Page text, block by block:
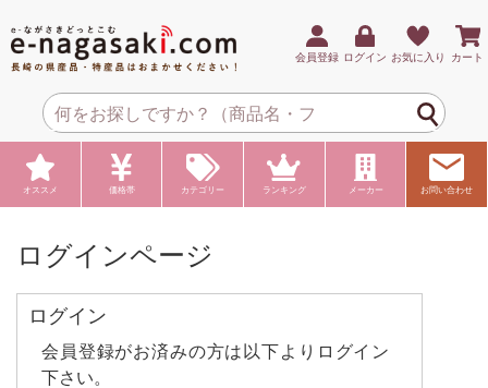
会員登録 ログイン お気に入り カート
オススメ 価格帯 カテゴリー ランキング メーカー お問い合わせ
ログインページ
ログイン
会員登録がお済みの方は以下よりログイン
下さい。